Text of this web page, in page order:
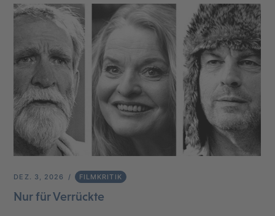
DEZ. 3, 2026 FILMKRITIK
Nur für Verrückte